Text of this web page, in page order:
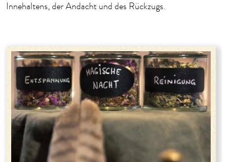
Innehaltens, der Andacht und des Rückzugs.